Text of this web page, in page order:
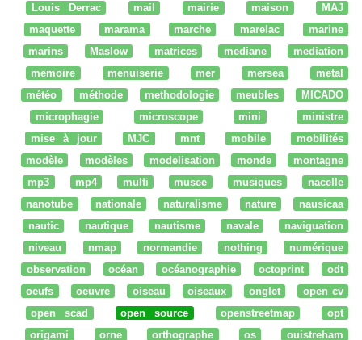
Louis Derrac
mail mairie maison
MAJ
maquette
marama marche marelac
marine
marins
Maslow matrices mediane
mediation
memoire
menuiserie mer mersea
metal
météo
méthode methodologie meubles
MICADO
microphagie
microscope mini
ministre
mise à jour
MJC mnt mobile
mobilités
modèle
modèles modelisation monde
montagne
mp3
mp4 multi musee musiques
nacelle
nanotube
nationale naturalisme nature
nausicaa
nautic
nautique nautisme navale
naviguation
niveau
nmap normandie nothing
numérique
observation
océan océanographie octoprint
odt
oeufs
oeuvre oiseau oiseaux onglet
open cv
open scad
open source openstreetmap
opt
origami
orne orthographe os
ouistreham